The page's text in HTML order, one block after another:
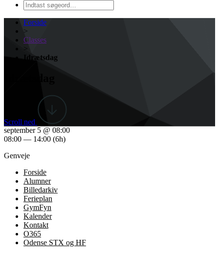
Forside
>
Classes
>
Idrætsdag
Scroll ned
september 5 @ 08:00
08:00 — 14:00 (6h)
Genveje
Forside
Alumner
Billedarkiv
Ferieplan
GymFyn
Kalender
Kontakt
O365
Odense STX og HF